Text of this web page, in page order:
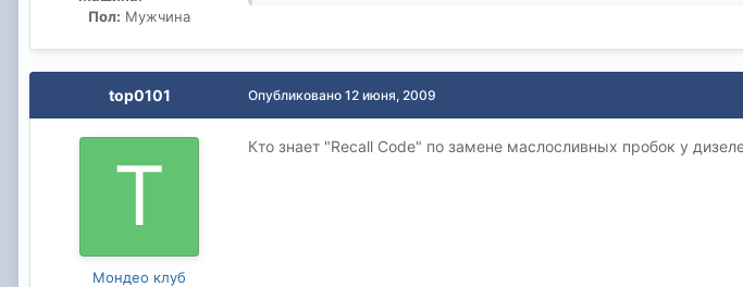
Пол: Мужчина
top0101
Мондео клуб
Опубликовано 12 июня, 2009
Кто знает "Recall Code" по замене маслосливных пробок у